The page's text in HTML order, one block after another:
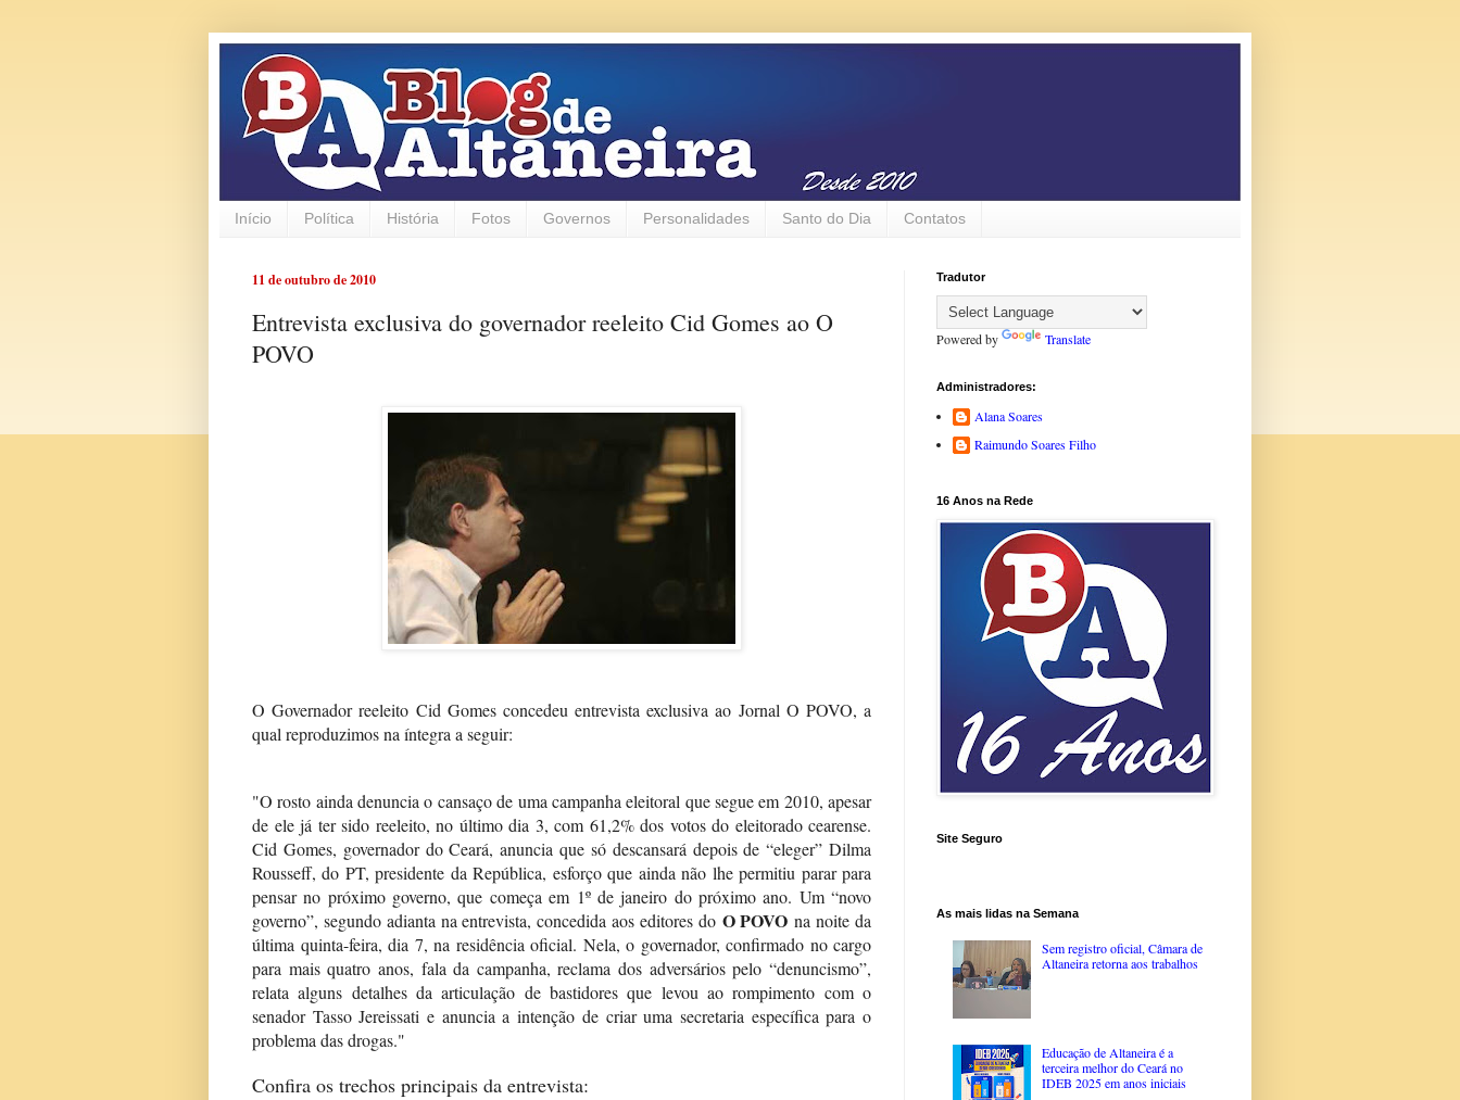
Início Política História Fotos Governos Personalidades Santo do Dia Contatos
11 de outubro de 2010
Entrevista exclusiva do governador reeleito Cid Gomes ao O
POVO
O Governador reeleito Cid Gomes concedeu entrevista exclusiva ao Jornal O POVO, a
qual reproduzimos na íntegra a seguir:
"O rosto ainda denuncia o cansaço de uma campanha eleitoral que segue em 2010, apesar
de ele já ter sido reeleito, no último dia 3, com 61,2% dos votos do eleitorado cearense.
Cid Gomes, governador do Ceará, anuncia que só descansará depois de “eleger” Dilma
Rousseff, do PT, presidente da República, esforço que ainda não lhe permitiu parar para
pensar no próximo governo, que começa em 1º de janeiro do próximo ano. Um “novo
governo”, segundo adianta na entrevista, concedida aos editores do O POVO na noite da
última quinta-feira, dia 7, na residência oficial. Nela, o governador, confirmado no cargo
para mais quatro anos, fala da campanha, reclama dos adversários pelo “denuncismo”,
relata alguns detalhes da articulação de bastidores que levou ao rompimento com o
senador Tasso Jereissati e anuncia a intenção de criar uma secretaria específica para o
problema das drogas."
Confira os trechos principais da entrevista:
Tradutor
Powered by Translate
Administradores:
Alana Soares
Raimundo Soares Filho
16 Anos na Rede
Site Seguro
As mais lidas na Semana
Sem registro oficial, Câmara de
Altaneira retorna aos trabalhos
Educação de Altaneira é a
terceira melhor do Ceará no
IDEB 2025 em anos iniciais